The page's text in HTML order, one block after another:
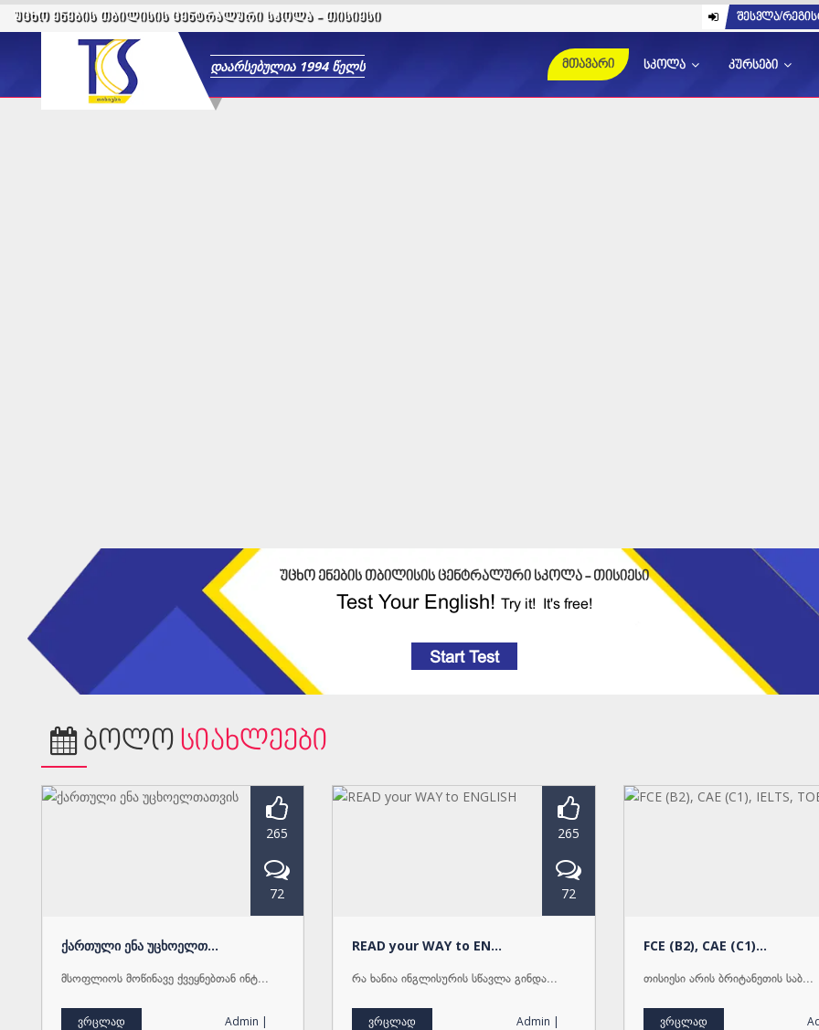
ᲣᲪᲮᲝ ᲔᲜᲔᲑᲘᲡ ᲗᲑᲘᲚᲘᲡᲘᲡ ᲪᲔᲜᲢᲠᲐᲚᲣᲠᲘ ᲡᲙᲝᲚᲐ - ᲗᲘᲡᲘᲔᲡᲘ შესვლა/
მთავარი სკოლა კურსები
უცხო ენების თბილისის ცენტრალური სკოლა -თისიესი
Test Your English! Try it! It's free!
Start Test
ᲑᲝᲚᲝ ᲡᲘᲐᲮᲚᲔᲔᲑᲘ
265
72
ქართული ენა უცხოელთ...
მსოფლიოს მოწინავე ქვეყნებთან ინტ...
ვრცლად Admin |
265
72
READ your WAY to EN...
რა ხანია ინგლისურის სწავლა გინდა...
ვრცლად Admin |
FCE (B2), CAE (C1)...
თისიესი არის ბრიტანეთის საბ...
ვრცლად